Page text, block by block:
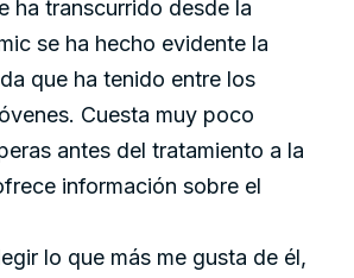
ha transcurrido desde la
se ha hecho evidente la
que ha tenido entre los
Cuesta muy poco
antes del tratamiento a la
información sobre el
lo que más me gusta de él,